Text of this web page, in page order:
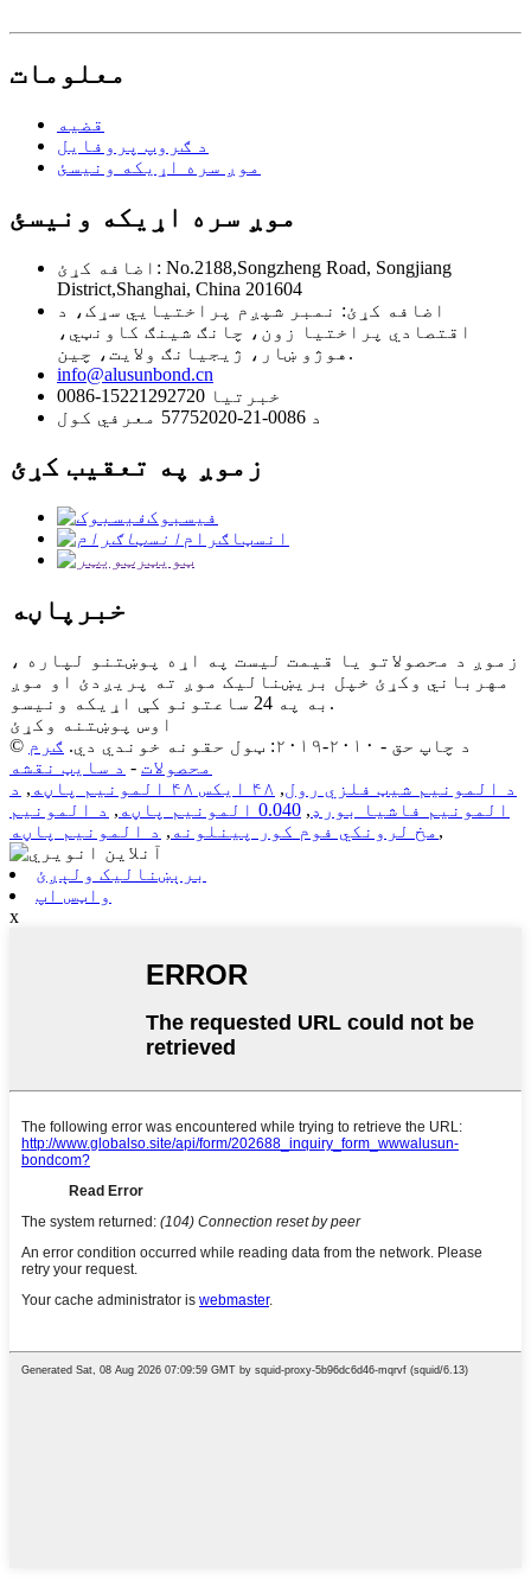
معلومات
قضیه
د ګروپ پروفایل
موږ سره اړیکه ونیسئ
موږ سره اړیکه ونیسئ
اضافه کړئ: No.2188,Songzheng Road, Songjiang
District,Shanghai, China 201604
اضافه کړئ: نمبر شپږم پراختیایي سړک، د
اقتصادي پراختیا زون، چانګ شینګ کاونټي،
هوژو ښار، ژیجیانګ ولایت، چین.
info@alusunbond.cn
0086-15221292720 خبرتیا
د 0086-21-57752020 معرفي کول
زموږ په تعقیب کړئ
فیسبوک
انسټاګرام
ټویټر
خبرپاڼه
زموږ د محصولاتو یا قیمت لیست په اړه پوښتنو لپاره ،
مهرباني وکړئ خپل بریښنالیک موږ ته پریږدئ او موږ
به په 24 ساعتونو کې اړیکه ونیسو.
اوس پوښتنه وکړئ
© د چاپ حق - ۲۰۱۰-۲۰۱۹: ټول حقونه خوندي دي.
ګرم
محصولات - د سایټ نقشه
د المونیم شیټ فلزي رول, ۴۸ ایکس ۴۸ المونیم پاڼه , د
المونیم فاشیا بورډ , 0.040 المونیم پاڼه , د المونیم
مخ لرونکي فوم کور پینلونه , د المونیم پاڼه ,
برېښنالیک ولېږئ
واټس اپ
x